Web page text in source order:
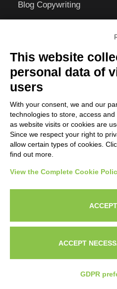
Blog Copywriting
Contatti
Stefano Aiello
Copywriter Freelance
Aree Servite
Italia:
This website
personal data of
users
With your consent, we and our
technologies to store, access
as website visits or cookies are
Since we respect your right to
allow certain types of cookies.
find out more.
View the Complete Cookie
ACCEPT
GDPR